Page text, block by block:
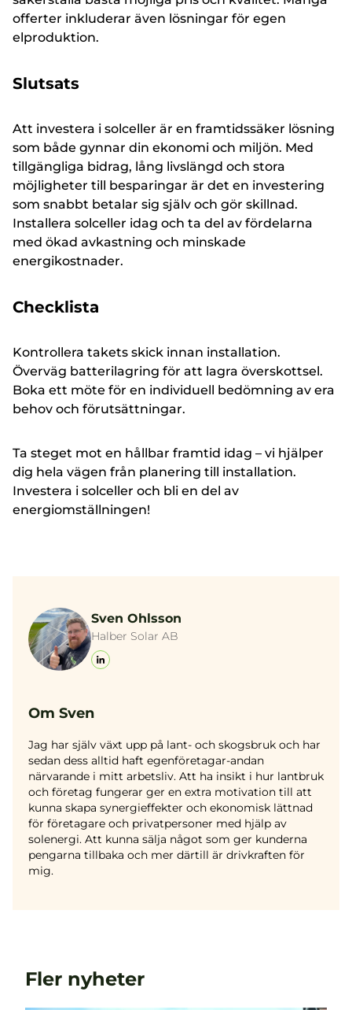
offerter inkluderar även lösningar för egen
elproduktion.
Slutsats
Att investera i solceller är en framtidssäker lösning
som både gynnar din ekonomi och miljön. Med
tillgängliga bidrag, lång livslängd och stora
möjligheter till besparingar är det en investering
som snabbt betalar sig själv och gör skillnad.
Installera solceller idag och ta del av fördelarna
med ökad avkastning och minskade
energikostnader.
Checklista
Kontrollera takets skick innan installation.
Överväg batterilagring för att lagra överskottsel.
Boka ett möte för en individuell bedömning av era
behov och förutsättningar.
Ta steget mot en hållbar framtid idag – vi hjälper
dig hela vägen från planering till installation.
Investera i solceller och bli en del av
energiomställningen!
Sven Ohlsson
Halber Solar AB
Om Sven
Jag har själv växt upp på lant- och skogsbruk och har
sedan dess alltid haft egenföretagar-andan
närvarande i mitt arbetsliv. Att ha insikt i hur lantbruk
och företag fungerar ger en extra motivation till att
kunna skapa synergieffekter och ekonomisk lättnad
för företagare och privatpersoner med hjälp av
solenergi. Att kunna sälja något som ger kunderna
pengarna tillbaka och mer därtill är drivkraften för
mig.
Fler nyheter